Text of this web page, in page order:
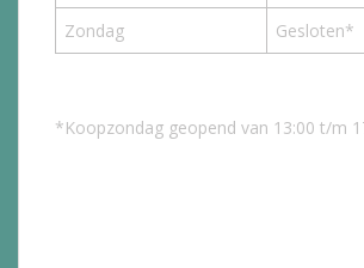
Zondag
Gesloten*
*Koopzondag geopend van 13:00 t/m